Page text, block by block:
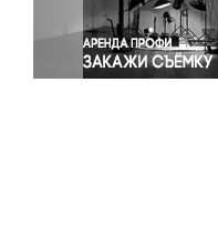
Экономика и